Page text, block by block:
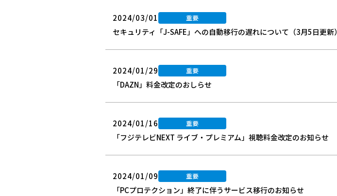
2024/03/01 重要
セキュリティ「J-SAFE」への自動移行の遅れについて（3月5日更新）
2024/01/29 重要
「DAZN」料金改定のおしらせ
2024/01/16 重要
「フジテレビNEXT ライブ・プレミアム」視聴料⾦改定のお知らせ
2024/01/09 重要
「PCプロテクション」終了に伴うサービス移行のお知らせ